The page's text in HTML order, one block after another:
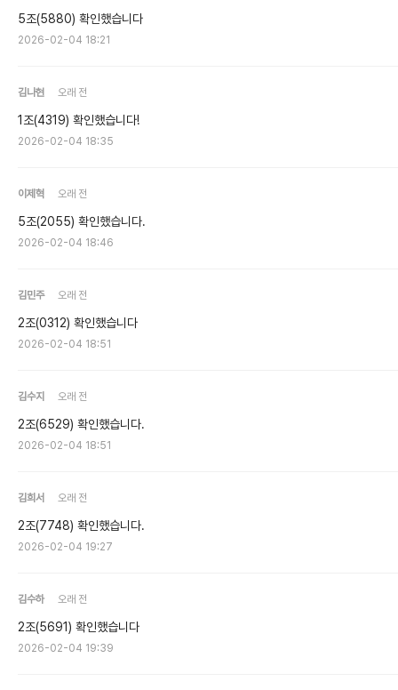
5조(5880) 확인했습니다
2026-02-04 18:21
김나현 오래 전
1조(4319) 확인했습니다!
2026-02-04 18:35
이제혁 오래 전
5조(2055) 확인했습니다.
2026-02-04 18:46
김민주 오래 전
2조(0312) 확인했습니다
2026-02-04 18:51
김수지 오래 전
2조(6529) 확인했습니다.
2026-02-04 18:51
김희서 오래 전
2조(7748) 확인했습니다.
2026-02-04 19:27
김수하 오래 전
2조(5691) 확인했습니다
2026-02-04 19:39